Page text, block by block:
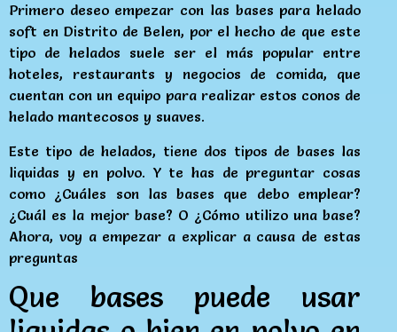
Primero deseo empezar con las bases para helado
soft en Distrito de Belen, por el hecho de que este
tipo de helados suele ser el más popular entre
hoteles, restaurants y negocios de comida, que
cuentan con un equipo para realizar estos conos de
helado mantecosos y suaves.
Este tipo de helados, tiene dos tipos de bases las
liquidas y en polvo. Y te has de preguntar cosas
como ¿Cuáles son las bases que debo emplear?
¿Cuál es la mejor base? O ¿Cómo utilizo una base?
Ahora, voy a empezar a explicar a causa de estas
preguntas
Que bases puede usar